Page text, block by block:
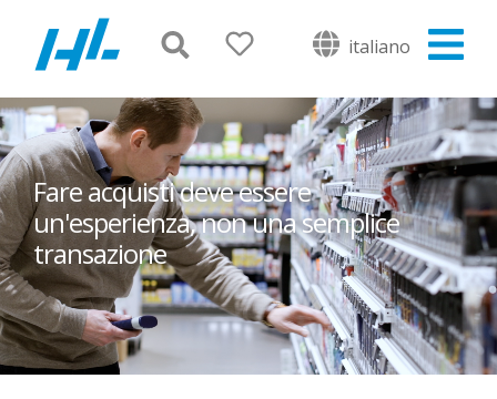
italiano
Fare acquisti deve essere
un'esperienza, non una semplice
transazione